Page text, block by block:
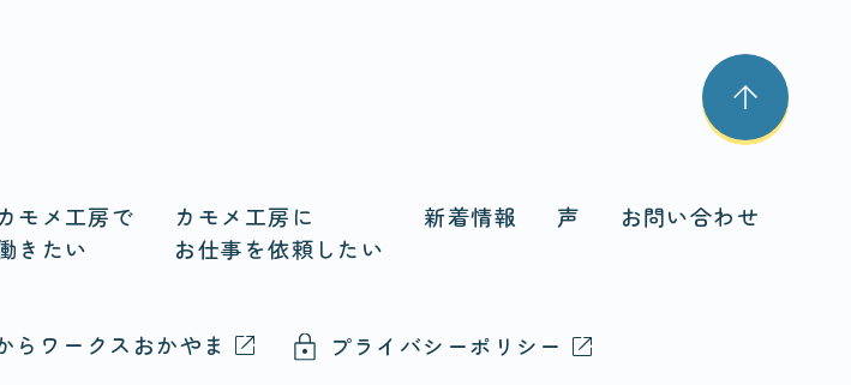
カモメ工房で
きたい
カモメ工房に
お仕事を依頼したい
新着情報 声 お問い合わせ
らワークスおかやま プライバシーポリシー